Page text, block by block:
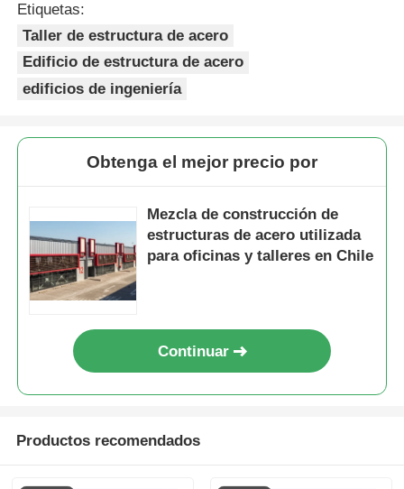
Etiquetas:
Taller de estructura de acero
Edificio de estructura de acero
edificios de ingeniería
Obtenga el mejor precio por
Mezcla de construcción de
estructuras de acero utilizada
para oficinas y talleres en Chile
Continuar
Productos recomendados